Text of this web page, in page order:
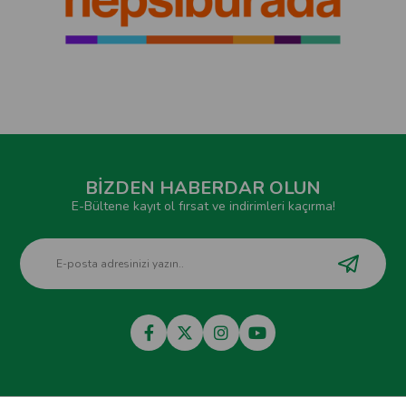
BİZDEN HABERDAR OLUN
E-Bültene kayıt ol fırsat ve indirimleri kaçırma!